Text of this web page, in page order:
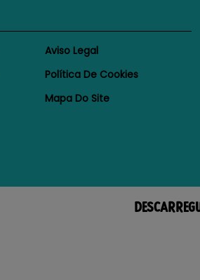
Aviso Legal
Política De Cookies
Mapa Do Site